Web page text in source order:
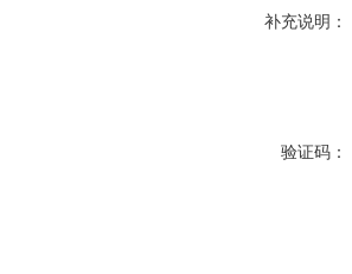
补充说明：
验证码：